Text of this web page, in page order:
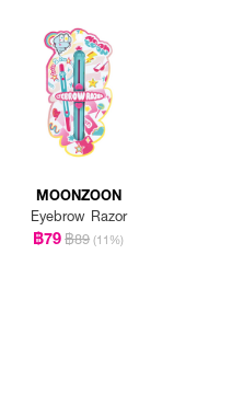
MOONZOON
Eyebrow Razor
฿79฿89 (11%)